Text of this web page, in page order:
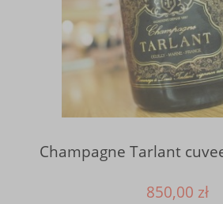
Champagne Tarlant
850,00 zł